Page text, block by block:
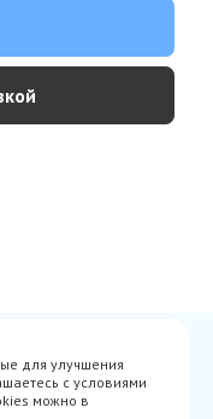
Производители
для улучшения
с условиями
можно в